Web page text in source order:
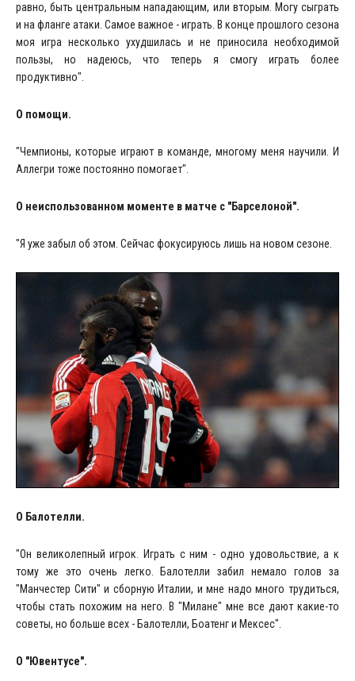
равно, быть центральным нападающим, или вторым. Могу сыграть
и на фланге атаки. Самое важное - играть. В конце прошлого сезона
моя игра несколько ухудшилась и не приносила необходимой
пользы, но надеюсь, что теперь я смогу играть более
продуктивно".
О помощи.
"Чемпионы, которые играют в команде, многому меня научили. И
Аллегри тоже постоянно помогает".
О неиспользованном моменте в матче с "Барселоной".
"Я уже забыл об этом. Сейчас фокусируюсь лишь на новом сезоне.
О Балотелли.
"Он великолепный игрок. Играть с ним - одно удовольствие, а к
тому же это очень легко. Балотелли забил немало голов за
"Манчестер Сити" и сборную Италии, и мне надо много трудиться,
чтобы стать похожим на него. В "Милане" мне все дают какие-то
советы, но больше всех - Балотелли, Боатенг и Мексес".
О "Ювентусе".